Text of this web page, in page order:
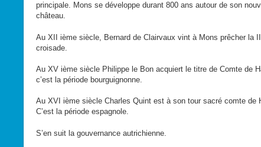
principale. Mons se développe durant 800 ans autour de son
château.
Au XII ième siècle, Bernard de Clairvaux vint à Mons prêcher la
croisade.
Au XV ième siècle Philippe le Bon acquiert le titre de Comte de
c’est la période bourguignonne.
Au XVI ième siècle Charles Quint est à son tour sacré comte
C’est la période espagnole.
S’en suit la gouvernance autrichienne.